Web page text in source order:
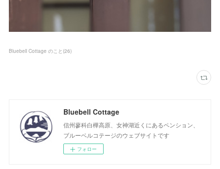
Bluebell Cottage のこと (26)
Bluebell Cottage
信州蓼科白樺高原、女神湖近くにあるペンション、
ブルーベルコテージのウェブサイトです
フォロー